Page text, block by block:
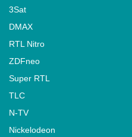
3Sat
DMAX
RTL Nitro
ZDFneo
Super RTL
TLC
N-TV
Nickelodeon